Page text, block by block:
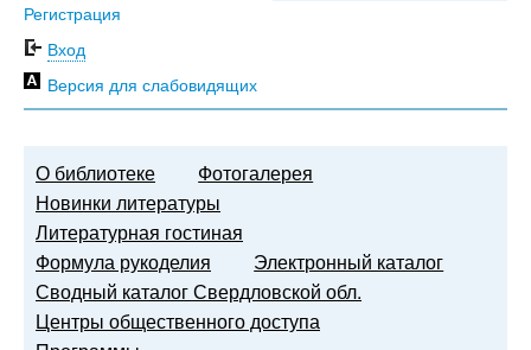
Регистрация
Вход
Версия для слабовидящих
О библиотеке
Фотогалерея
Новинки литературы
Литературная гостиная
Формула рукоделия
Электронный каталог
Сводный каталог Свердловской обл.
Центры общественного доступа